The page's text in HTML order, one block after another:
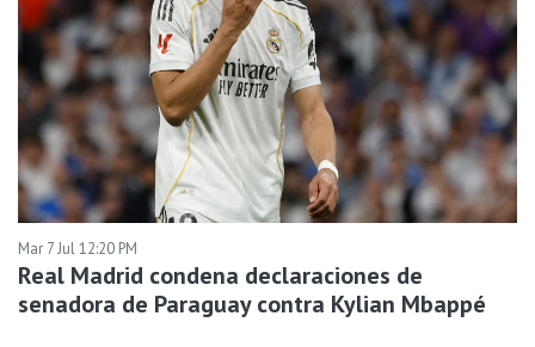
Mar 7 Jul 12:20 PM
Real Madrid condena declaraciones de
senadora de Paraguay contra Kylian Mbappé